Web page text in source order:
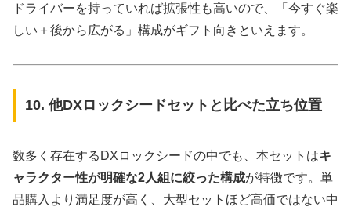
ドライバーを持っていれば拡張性も高いので、「今すぐ楽
しい＋後から広がる」構成がギフト向きといえます。
10. 他DXロックシードセットと比べた立ち位置
数多く存在するDXロックシードの中でも、本セットはキ
ャラクター性が明確な2人組に絞った構成が特徴です。単
品購入より満足度が高く、大型セットほど高価ではない中